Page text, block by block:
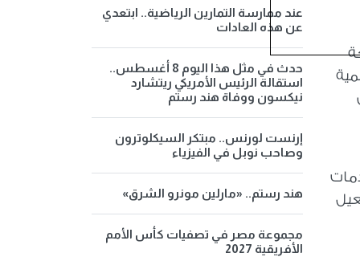
عند ممارسة التمارين الرياضية.. ابتعدي
عن هذه العادات
حدث في مثل هذا اليوم 8 أغسطس..
استقالة الرئيس الأمريكي ريتشارد
نيكسون ووفاة هند رستم
إرنست لورنس.. مبتكر السيكلوترون
وصاحب نوبل في الفيزياء
هند رستم.. «مارلين مونرو الشرق»
مجموعة مصر في تصفيات كأس الأمم
الأفريقية 2027